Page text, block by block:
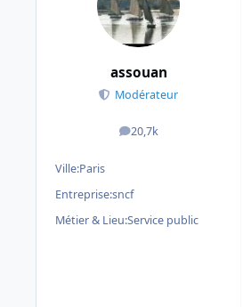
assouan
Modérateur
20,7k
messages
Ville:Paris
Entreprise:sncf
Métier & Lieu:Service public